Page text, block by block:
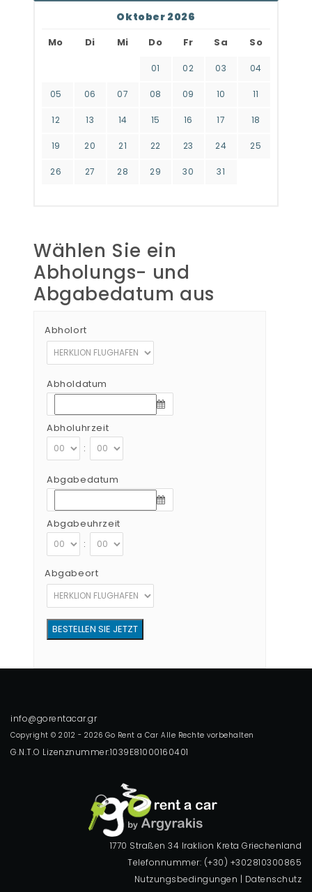
Oktober 2026
Mo Di Mi Do Fr Sa So
01 02 03 04
05 06 07 08 09 10 11
12 13 14 15 16 17 18
19 20 21 22 23 24 25
26 27 28 29 30 31
Wählen Sie ein
Abholungs- und
Abgabedatum aus
Abholort
Abholdatum
Abholuhrzeit
:
Abgabedatum
Abgabeuhrzeit
:
Abgabeort
Copyright © 2012 - 2026 Go Rent a Car Alle Rechte vorbehalten
G.N.T.O Lizenznummer:1039E81000160401
1770 Straßen 34 Iraklion Kreta Griechenland
Telefonnummer: (+30) +302810300865
Nutzungsbedingungen | Datenschutz